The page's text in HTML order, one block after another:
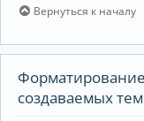
Вернуться к началу
создаваемых тем